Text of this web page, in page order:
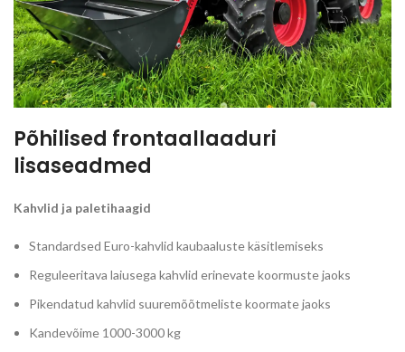
Põhilised frontaallaaduri
lisaseadmed
Kahvlid ja paletihaagid
Standardsed Euro-kahvlid kaubaaluste käsitlemiseks
Reguleeritava laiusega kahvlid erinevate koormuste jaoks
Pikendatud kahvlid suuremõõtmeliste koormate jaoks
Kandevõime 1000-3000 kg